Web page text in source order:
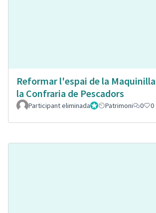
Reformar l'espai de la
la Confraria de Pescadors
Participant eliminadaAdministrador
Patrimoni 0 0